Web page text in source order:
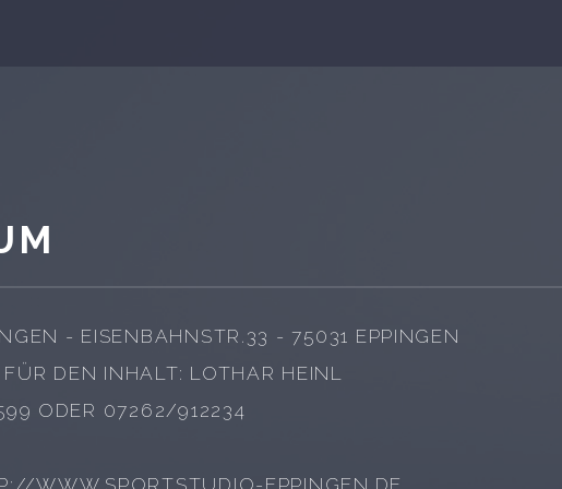
- EISENBAHNSTR.33 - 75031 EPPINGEN
DEN INHALT: LOTHAR HEINL
ODER 07262/912234